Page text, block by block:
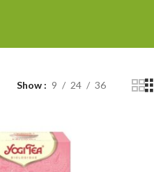
Show 9 24 36